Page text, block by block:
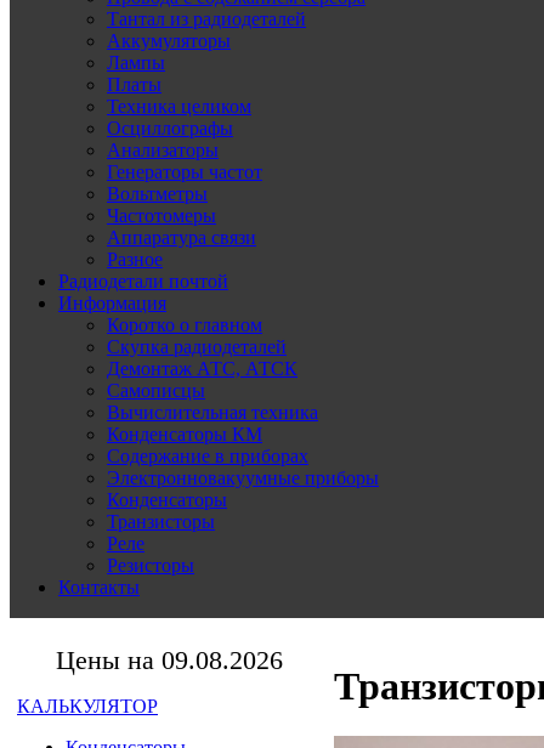
Тантал из радиодеталей
Аккумуляторы
Лампы
Платы
Техника целиком
Осциллографы
Анализаторы
Генераторы частот
Вольтметры
Частотомеры
Аппаратура связи
Разное
Радиодетали почтой
Информация
Коротко о главном
Скупка радиодеталей
Демонтаж АТС, АТСК
Самописцы
Вычислительная техника
Конденсаторы КМ
Содержание в приборах
Электронновакуумные приборы
Конденсаторы
Транзисторы
Реле
Резисторы
Контакты
Цены на 09.08.2026
КАЛЬКУЛЯТОР